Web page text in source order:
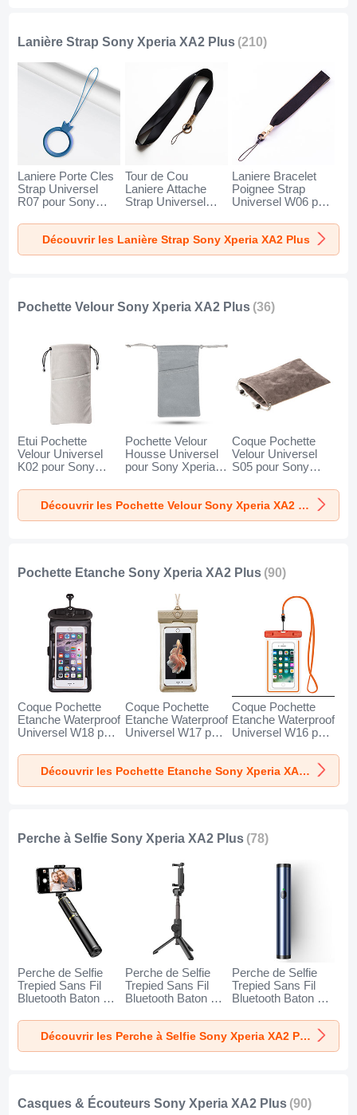
Lanière Strap Sony Xperia XA2 Plus (210)
Laniere Porte Cles
Strap Universel
R07 pour Sony
Bleu
Tour de Cou
Laniere Attache
Strap Universel
Xperia XA2 Plus
Noir
Laniere Bracelet
Poignee Strap
Universel W06 pour
Plus Noir
Découvrir les Lanière Strap Sony Xperia XA2 Plus
Pochette Velour Sony Xperia XA2 Plus (36)
Etui Pochette
Velour Universel
K02 pour Sony
Gris
Pochette Velour
Housse Universel
pour Sony Xperia
Coque Pochette
Velour Universel
S05 pour Sony
Marron
Découvrir les Pochette Velour Sony Xperia XA2 Plus
Pochette Etanche Sony Xperia XA2 Plus (90)
Coque Pochette
Etanche Waterproof
Universel W18 pour
Plus Noir
Coque Pochette
Etanche Waterproof
Universel W17 pour
Plus Or
Coque Pochette
Etanche Waterproof
Universel W16 pour
Plus Orange
Découvrir les Pochette Etanche Sony Xperia XA2 Plus
Perche à Selfie Sony Xperia XA2 Plus (78)
Perche de Selfie
Trepied Sans Fil
Bluetooth Baton de
Poche Universel
T34 pour Sony
Xperia XA2 Plus Or
Perche de Selfie
Trepied Sans Fil
Bluetooth Baton de
Poche Universel
T32 pour Sony
Xperia XA2 Plus
Perche de Selfie
Trepied Sans Fil
Bluetooth Baton de
Poche Universel
T31 pour Sony
Xperia XA2 Plus
Découvrir les Perche à Selfie Sony Xperia XA2 Plus
Casques & Écouteurs Sony Xperia XA2 Plus (90)